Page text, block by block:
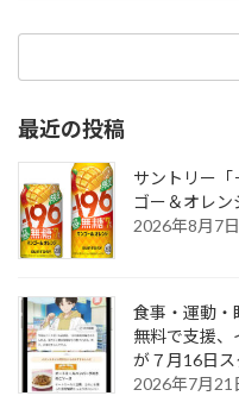
最近の投稿
サントリー
ゴー＆オレ
2026年8月7日
食事・運動・
無料で支援、
が７月16日ス
2026年7月21